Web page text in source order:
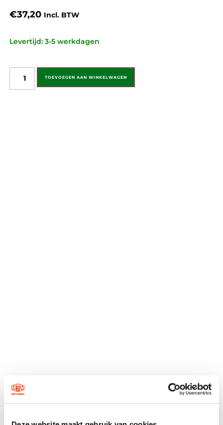
€37,20 Incl. BTW
Levertijd: 3-5 werkdagen
TOEVOEGEN AAN WINKELWAGEN